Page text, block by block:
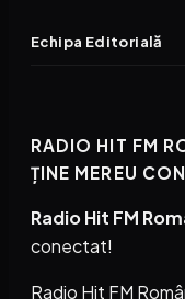
Echipa Editorială
RADIO HIT FM
ȚINE MEREU
Radio Hit FM
conectat!
Radio Hit FM